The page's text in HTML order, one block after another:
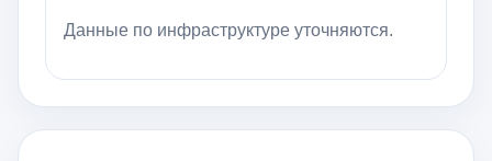
Данные по инфраструктуре уточняются.